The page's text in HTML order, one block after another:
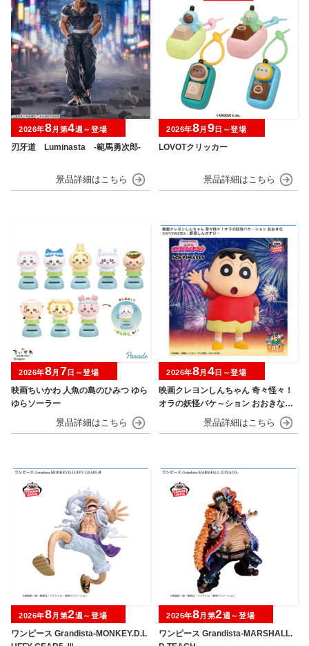
刃牙道 Luminasta ‐範馬勇次郎‐
2026年8月第4週～登場
LOVOTクリッカー
2026年8月 9日～登場
映画ちいかわ 人魚の島のひみつ ゆら
ゆらソーラー
2026年8月 7日～登場
映画クレヨンしんちゃん 奇々怪々！
オラの妖怪バケ～ション おおきなSO
FVIMATES～野原しんのすけ～
2026年8月 4日～登場
ワンピース Grandista-MONKEY.D.L
2026年8月第2週～登場
ワンピース Grandista-MARSHALL.
2026年8月第2週～登場